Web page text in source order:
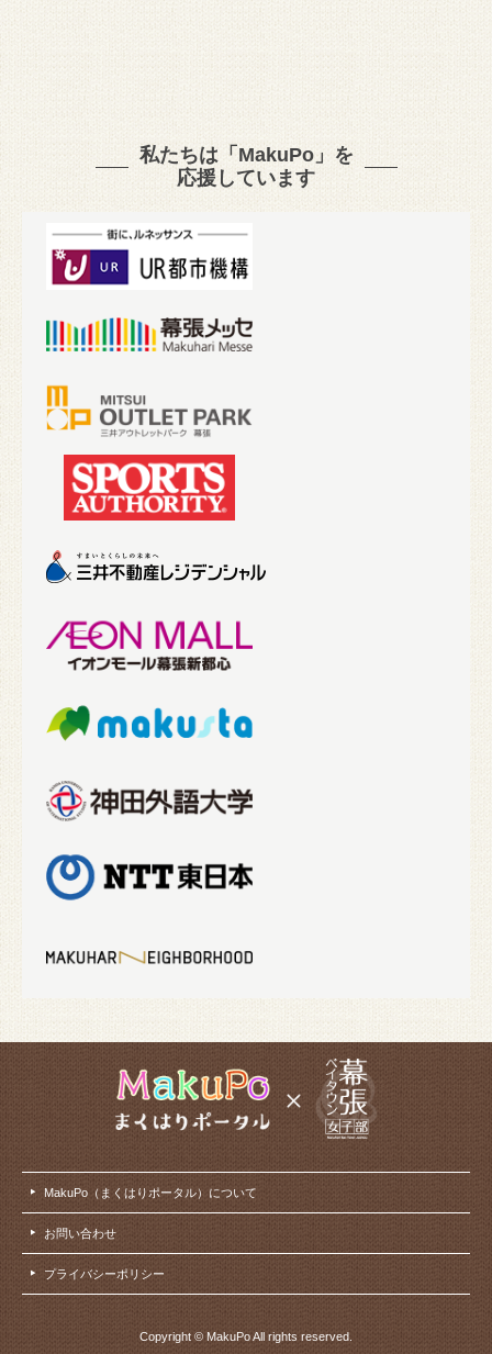
私たちは「MakuPo」を
応援しています
MakuPo（まくはりポータル）について
お問い合わせ
プライバシーポリシー
Copyright © MakuPo All rights reserved.